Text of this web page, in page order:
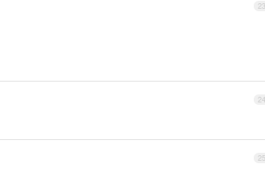
23
24
25